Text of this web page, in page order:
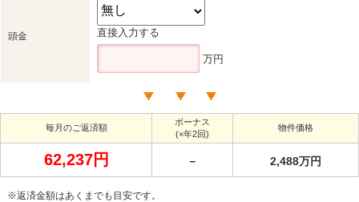
頭金 直接入力する
万円
毎月のご返済額
ボーナス
(×年2回)
物件価格
62,237円 － 2,488万円
※返済金額はあくまでも目安です。